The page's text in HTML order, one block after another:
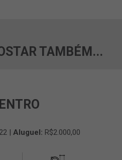
TAMBÉM...
|Aluguel: R$2.000,00